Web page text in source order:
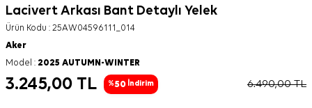
Lacivert Arkası Bant Detaylı Yelek
Ürün Kodu : 25AW04596111_014
Aker
Model : 2025 AUTUMN-WINTER
3.245,00 TL %50 İndirim 6.490,00TL